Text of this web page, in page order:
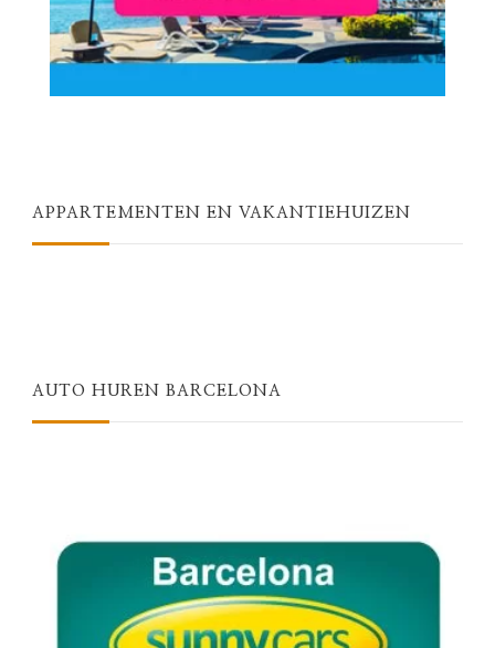
APPARTEMENTEN EN VAKANTIEHUIZEN
AUTO HUREN BARCELONA